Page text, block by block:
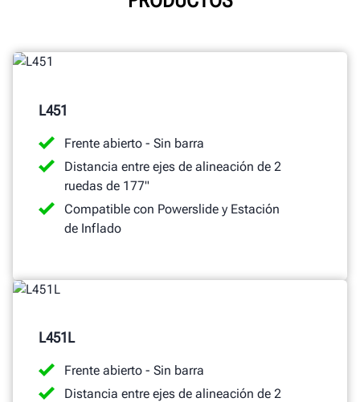
L451
Frente abierto - Sin barra
Distancia entre ejes de alineación de 2
ruedas de 177"
Compatible con Powerslide y Estación
de Inflado
L451L
Frente abierto - Sin barra
Distancia entre ejes de alineación de 2